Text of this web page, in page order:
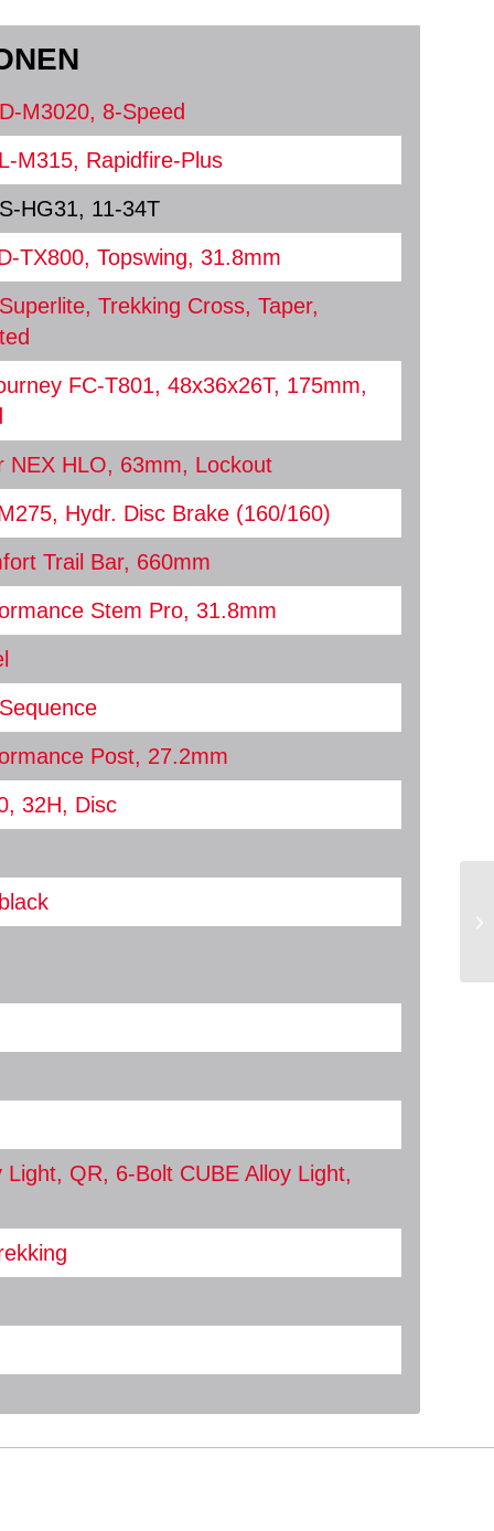
M3020, 8-Speed
M315, Rapidfire-Plus
HG31, 11-34T
TX800, Topswing, 31.8mm
Trekking Cross, Taper,
FC-T801, 48x36x26T, 175mm,
NEX HLO, 63mm, Lockout
Hydr. Disc Brake (160/160)
Trail Bar, 660mm
Stem Pro, 31.8mm
Post, 27.2mm
32H, Disc
Light, QR, 6-Bolt CUBE Alloy Light,